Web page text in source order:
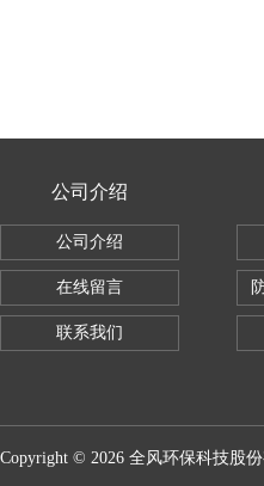
公司介绍
公司介绍
在线留言
联系我们
Copyright © 2026 全风环保科技股